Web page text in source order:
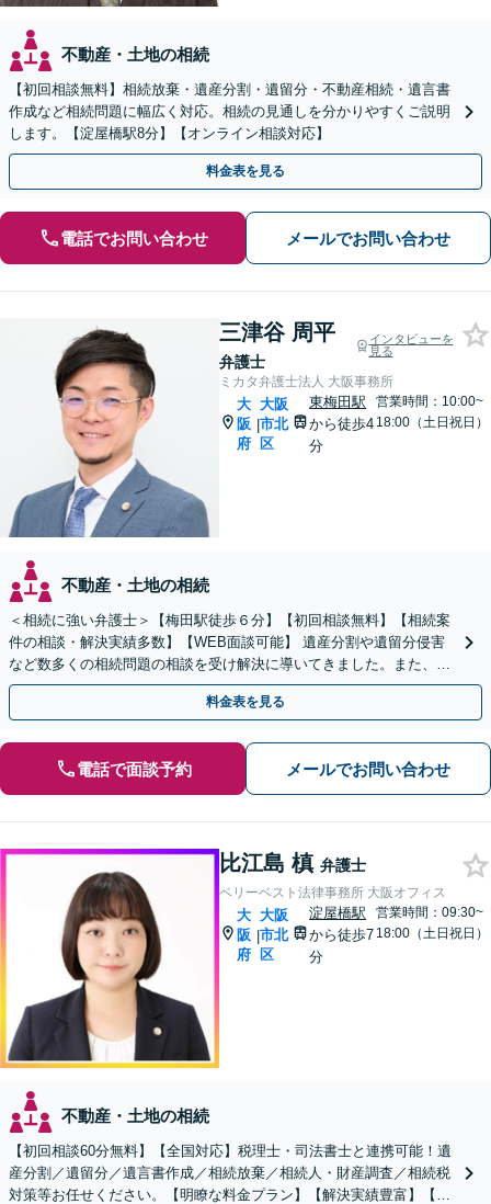
不動産・土地の相続
【初回相談無料】相続放棄・遺産分割・遺留分・不動産相続・遺言書
作成など相続問題に幅広く対応。相続の見通しを分かりやすくご説明
します。【淀屋橋駅8分】【オンライン相談対応】
料金表を見る
電話でお問い合わせ メールでお問い合わせ
三津谷 周平
弁護士
インタビューを
見る
ミカタ弁護士法人 大阪事務所
大
阪
府
|
大阪
市北
区
東梅田駅
から徒歩4
分
営業時間：10:00~
18:00（土日祝日）
不動産・土地の相続
＜相続に強い弁護士＞【梅田駅徒歩６分】【初回相談無料】【相続案
件の相談・解決実績多数】【WEB面談可能】 遺産分割や遺留分侵害
など数多くの相続問題の相談を受け解決に導いてきました。また、過
去に１００件超の遺言作成のお手伝いをしました。
料金表を見る
電話で面談予約 メールでお問い合わせ
比江島 槙 弁護士
ベリーベスト法律事務所 大阪オフィス
大
阪
府
|
大阪
市北
区
淀屋橋駅
から徒歩7
分
営業時間：09:30~
18:00（土日祝日）
不動産・土地の相続
【初回相談60分無料】【全国対応】税理士・司法書士と連携可能！遺
産分割／遺留分／遺言書作成／相続放棄／相続人・財産調査／相続税
対策等お任せください。【明瞭な料金プラン】【解決実績豊富】【電